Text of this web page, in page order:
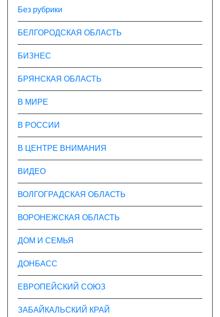
м
Без рубрики
БЕЛГОРОДСКАЯ ОБЛАСТЬ
БИЗНЕС
БРЯНСКАЯ ОБЛАСТЬ
В МИРЕ
В РОССИИ
В ЦЕНТРЕ ВНИМАНИЯ
ВИДЕО
ВОЛГОГРАДСКАЯ ОБЛАСТЬ
ВОРОНЕЖСКАЯ ОБЛАСТЬ
ДОМ И СЕМЬЯ
ДОНБАСС
ЕВРОПЕЙСКИЙ СОЮЗ
ЗАБАЙКАЛЬСКИЙ КРАЙ